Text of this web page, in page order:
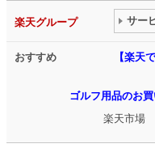
楽天グループ サー
おすすめ 【楽天
ゴルフ用品のお
楽天市場